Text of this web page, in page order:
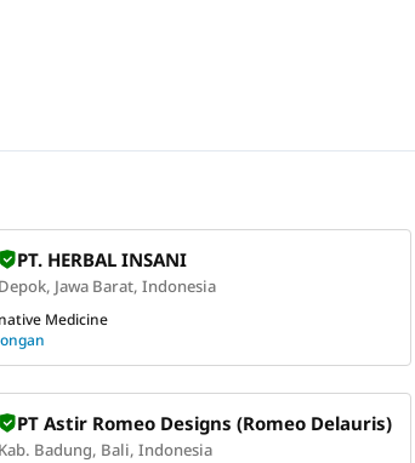
PT. HERBAL INSANI
Depok, Jawa Barat, Indonesia
Medicine
PT Astir Romeo Designs (Romeo Delauris)
Kab. Badung, Bali, Indonesia